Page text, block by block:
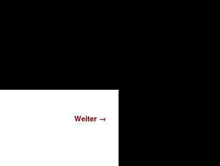
Weiter →